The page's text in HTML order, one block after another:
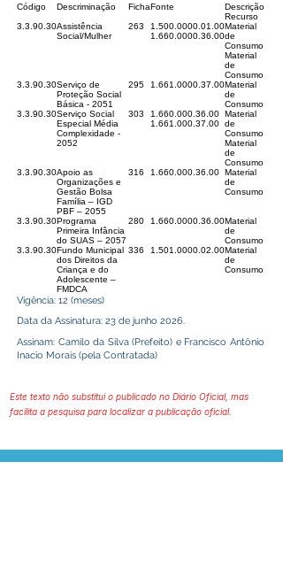
Código Descriminação FichaFonte
Descrição
Recurso
3.3.90.30Assistência
Social/Mulher
263
1.500.0000.01.00
1.660.0000.36.00
Material
de
Consumo
Material
de
Consumo
3.3.90.30Serviço de
Proteção Social
Básica - 2051
295 1.661.0000.37.00Material
de
Consumo
3.3.90.30Serviço Social
Especial Média
Complexidade -
2052
303
1.660.000.36.00
1.661.000.37.00
Material
de
Consumo
Material
de
Consumo
3.3.90.30Apoio as
Organizações e
Gestão Bolsa
Família – IGD
PBF – 2055
316 1.660.000.36.00 Material
de
Consumo
3.3.90.30Programa
Primeira Infância
do SUAS – 2057
280 1.660.0000.36.00Material
de
Consumo
3.3.90.30Fundo Municipal
dos Direitos da
Criança e do
Adolescente –
FMDCA
336 1.501.0000.02.00Material
de
Consumo
Vigência: 12 (meses)
Data da Assinatura: 23 de junho 2026.
Assinam: Camilo da Silva (Prefeito) e Francisco Antônio
Inacio Morais (pela Contratada)
Este texto não substitui o publicado no Diário Oficial, mas
facilita a pesquisa para localizar a publicação oficial.